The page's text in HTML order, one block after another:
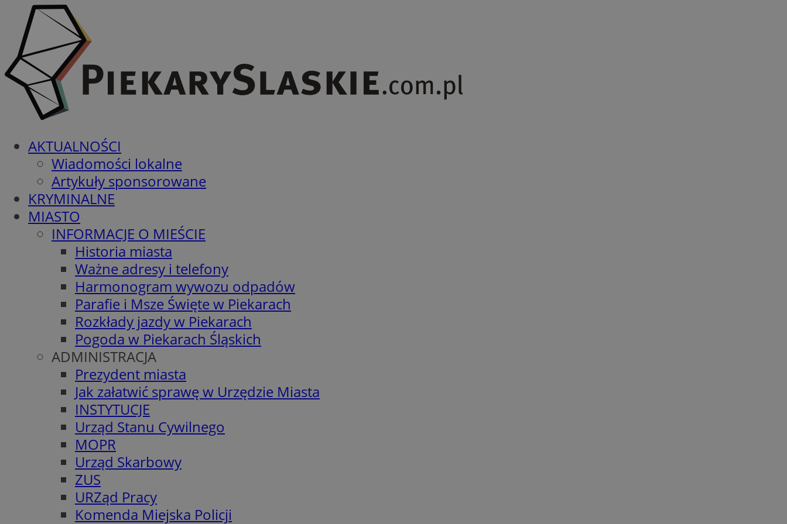
AKTUALNOŚCI
Wiadomości lokalne
Artykuły sponsorowane
KRYMINALNE
MIASTO
INFORMACJE O MIEŚCIE
Historia miasta
Ważne adresy i telefony
Harmonogram wywozu odpadów
Parafie i Msze Święte w Piekarach
Rozkłady jazdy w Piekarach
Pogoda w Piekarach Śląskich
ADMINISTRACJA
Prezydent miasta
Jak załatwić sprawę w Urzędzie Miasta
INSTYTUCJE
Urząd Stanu Cywilnego
MOPR
Urząd Skarbowy
ZUS
URZąd Pracy
Komenda Miejska Policji